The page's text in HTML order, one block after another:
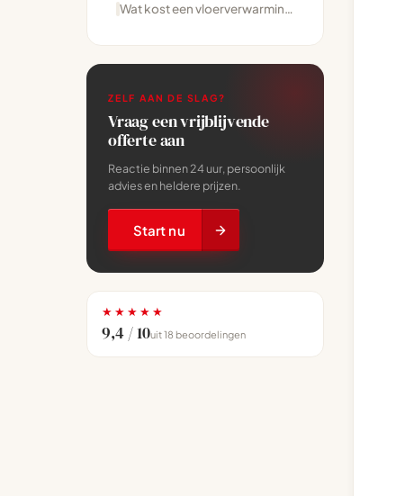
Wat kost een vloerverwarming?
ZELF AAN DE SLAG?
Vraag een vrijblijvende
offerte aan
Reactie binnen 24 uur, persoonlijk
advies en heldere prijzen.
Start nu
★★★★★
9,4 / 10uit 18 beoordelingen